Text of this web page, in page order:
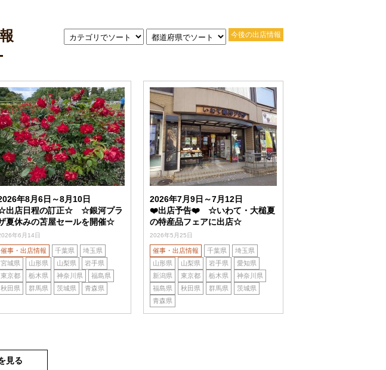
今後の出店情報
年8月6日～8月10日
出店日程の訂正☆ ☆銀河プラ
夏休みの苫屋セールを開催☆
年6月14日
催事・出店情報 千葉県
埼玉県
宮城県
山形県 山梨県
岩手県
東京都
栃木県 神奈川県
福島県
秋田県
群馬県 茨城県 青森県
2026年7月9日～7月12日
❤️出店予告❤️ ☆いわて・大槌夏
の特産品フェアに出店☆
2026年5月25日
催事・出店情報 千葉県
埼玉県
山形県
山梨県 岩手県
愛知県
新潟県
東京都 栃木県
神奈川県
福島県
秋田県 群馬県
茨城県
青森県
見る